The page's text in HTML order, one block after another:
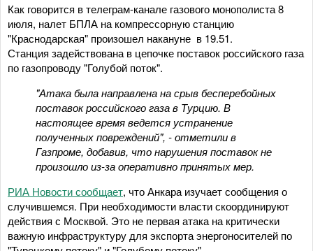
Как говорится в телеграм-канале газового монополиста 8
июля, налет БПЛА на компрессорную станцию
"Краснодарская" произошел накануне в 19.51.
Станция задействована в цепочке поставок российского газа
по газопроводу "Голубой поток".
"Атака была направлена на срыв бесперебойных
поставок российского газа в Турцию. В
настоящее время ведется устранение
полученных повреждений", - отметили в
Газпроме, добавив, что нарушения поставок не
произошло из-за оперативно принятых мер.
РИА Новости сообщает, что Анкара изучает сообщения о
случившемся. При необходимости власти скоординируют
действия с Москвой. Это не первая атака на критически
важную инфраструктуру для экспорта энергоносителей по